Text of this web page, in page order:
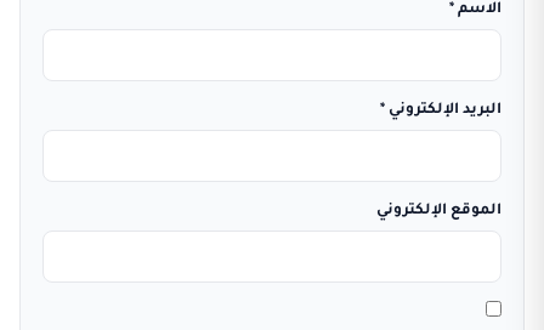
الاسم*
البريد الإلكتروني*
الموقع الإلكتروني